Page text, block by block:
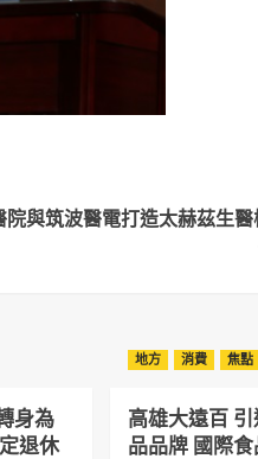
院與筑波醫電打造太赫茲生
身為
退休
地方 消費 焦點
高雄大遠百
品品牌 國際